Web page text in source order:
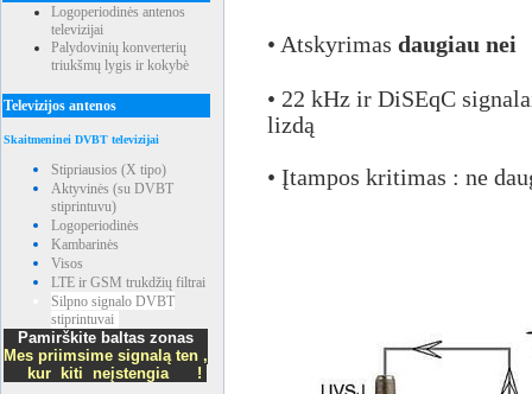
Logoperiodinės antenos
televizijai
Palydovinių konverterių
triukšmų lygis ir kokybė
Televizijos antenos
Skaitmeninei DVBT televizijai
Stipriausios (X tipo)
Aktyvinės (su DVBT
stiprintuvu)
Logoperiodinės
Kambarinės
Visos
LTE ir GSM trukdžių filtrai
Silpno signalo DVBT
stiprintuvai
Pamirškite baltas zonas
Mes priimsime signalą ten ,
kur kiti neįstengia !
• Atskyrimas daugiau nei
• 22 kHz ir DiSEqC
lizdą
• Įtampos kritimas : ne